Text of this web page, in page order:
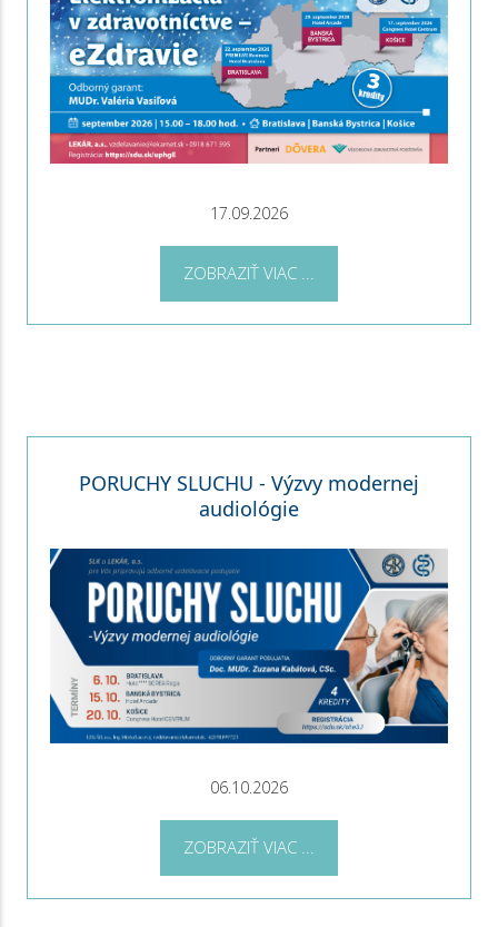
17.09.2026
ZOBRAZIŤ VIAC ...
PORUCHY SLUCHU - Výzvy modernej
audiológie
06.10.2026
ZOBRAZIŤ VIAC ...